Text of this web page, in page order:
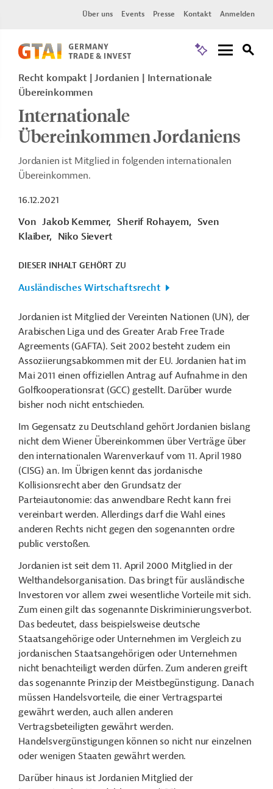
Über uns Events Presse Kontakt Anmelden
Recht kompakt | Jordanien | Internationale
Übereinkommen
Internationale
Übereinkommen Jordaniens
Jordanien ist Mitglied in folgenden internationalen
Übereinkommen.
16.12.2021
Von Jakob Kemmer, Sherif Rohayem, Sven
Klaiber, Niko Sievert
DIESER INHALT GEHÖRT ZU
Ausländisches Wirtschaftsrecht
Jordanien ist Mitglied der Vereinten Nationen (UN), der
Arabischen Liga und des Greater Arab Free Trade
Agreements (GAFTA). Seit 2002 besteht zudem ein
Assoziierungsabkommen mit der EU. Jordanien hat im
Mai 2011 einen offiziellen Antrag auf Aufnahme in den
Golfkooperationsrat (GCC) gestellt. Darüber wurde
bisher noch nicht entschieden.
Im Gegensatz zu Deutschland gehört Jordanien bislang
nicht dem Wiener Übereinkommen über Verträge über
den internationalen Warenverkauf vom 11. April 1980
(CISG) an. Im Übrigen kennt das jordanische
Kollisionsrecht aber den Grundsatz der
Parteiautonomie: das anwendbare Recht kann frei
vereinbart werden. Allerdings darf die Wahl eines
anderen Rechts nicht gegen den sogenannten ordre
public verstoßen.
Jordanien ist seit dem 11. April 2000 Mitglied in der
Welthandelsorganisation. Das bringt für ausländische
Investoren vor allem zwei wesentliche Vorteile mit sich.
Zum einen gilt das sogenannte Diskriminierungsverbot.
Das bedeutet, dass beispielsweise deutsche
Staatsangehörige oder Unternehmen im Vergleich zu
jordanischen Staatsangehörigen oder Unternehmen
nicht benachteiligt werden dürfen. Zum anderen greift
das sogenannte Prinzip der Meistbegünstigung. Danach
müssen Handelsvorteile, die einer Vertragspartei
gewährt werden, auch allen anderen
Vertragsbeteiligten gewährt werden.
Handelsvergünstigungen können so nicht nur einzelnen
oder wenigen Staaten gewährt werden.
Darüber hinaus ist Jordanien Mitglied der